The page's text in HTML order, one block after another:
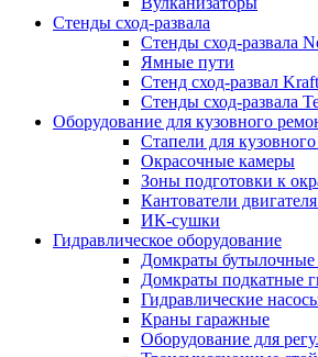
Стенды сход-развала
Стенды сход-развала
Ямные пути
Стенд сход-развал
Стенды сход-развала
Оборудование для кузовного
Стапели для
Окрасочные камеры
Зоны подготовки к
Кантователи
ИК-сушки
Гидравлическое оборудование
Домкраты бутылочные
Домкраты подкатные
Гидравлические
Краны гаражные
Оборудование для